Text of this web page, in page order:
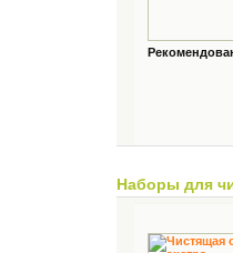
Наборы для